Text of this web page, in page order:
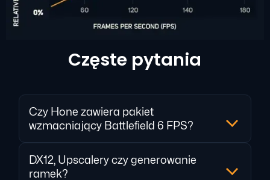
Częste pytania
Czy Hone zawiera pakiet
wzmacniający Battlefield 6 FPS?
DX12, Upscalery czy generowanie
ramek?